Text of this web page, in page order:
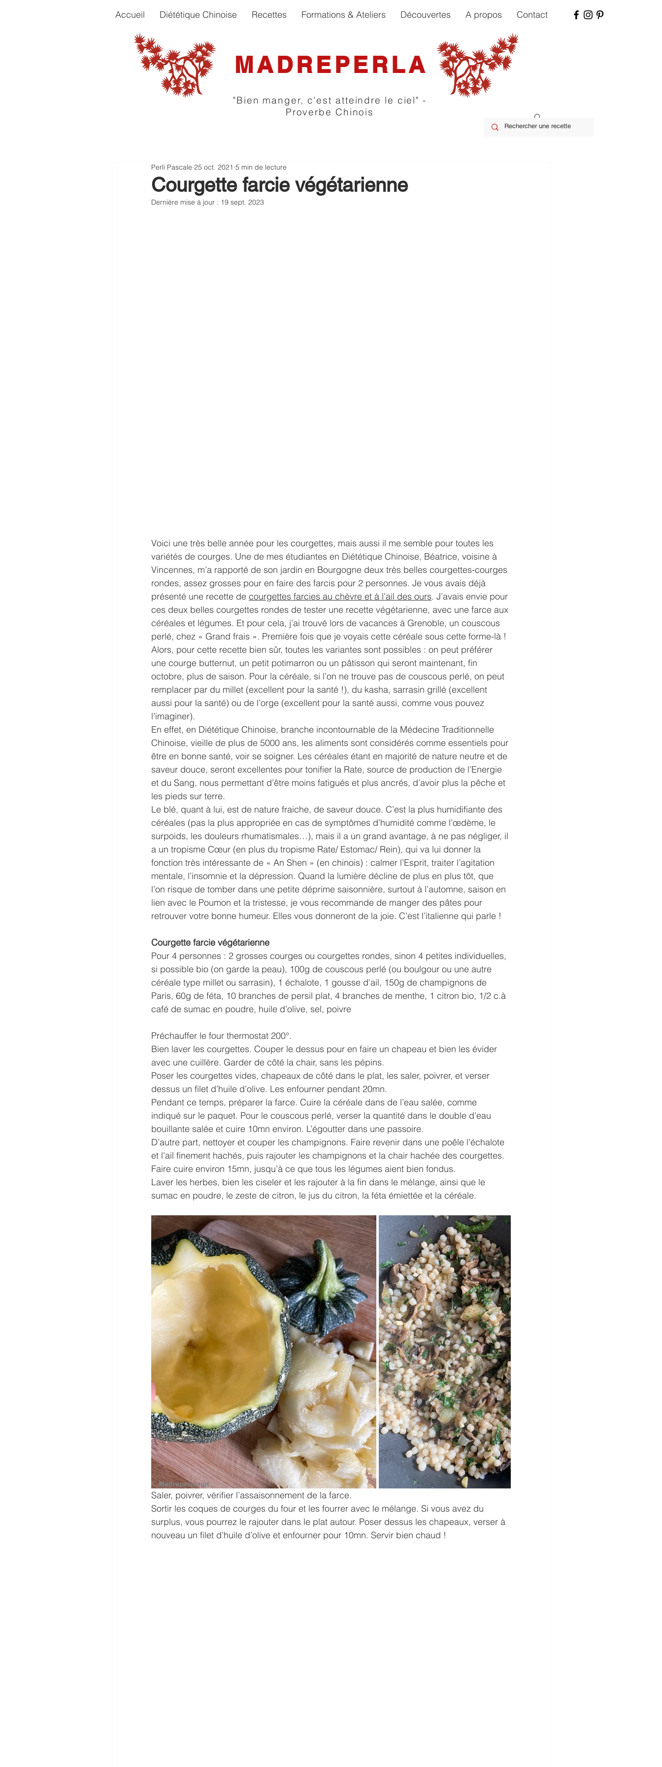
Accueil Diététique Chinoise Recettes Formations & Ateliers Découvertes A propos Contact
MADREPERLA
"Bien manger, c'est atteindre le ciel" -
Proverbe Chinois
Courgette farcie végétarienne
Perli Pascale 25 oct. 2021 5 min de lecture
Dernière mise à jour : 19 sept. 2023
Voici une très belle année pour les courgettes, mais aussi il me semble pour toutes les
variétés de courges. Une de mes étudiantes en Diététique Chinoise, Béatrice, voisine à
Vincennes, m’a rapporté de son jardin en Bourgogne deux très belles courgettes-courges
rondes, assez grosses pour en faire des farcis pour 2 personnes. Je vous avais déjà
présenté une recette de courgettes farcies au chèvre et à l’ail des ours. J’avais envie pour
ces deux belles courgettes rondes de tester une recette végétarienne, avec une farce aux
céréales et légumes. Et pour cela, j’ai trouvé lors de vacances à Grenoble, un couscous
perlé, chez « Grand frais ». Première fois que je voyais cette céréale sous cette forme-là !
Alors, pour cette recette bien sûr, toutes les variantes sont possibles : on peut préférer
une courge butternut, un petit potimarron ou un pâtisson qui seront maintenant, fin
octobre, plus de saison. Pour la céréale, si l’on ne trouve pas de couscous perlé, on peut
remplacer par du millet (excellent pour la santé !), du kasha, sarrasin grillé (excellent
aussi pour la santé) ou de l’orge (excellent pour la santé aussi, comme vous pouvez
l’imaginer).
En effet, en Diététique Chinoise, branche incontournable de la Médecine Traditionnelle
Chinoise, vieille de plus de 5000 ans, les aliments sont considérés comme essentiels pour
être en bonne santé, voir se soigner. Les céréales étant en majorité de nature neutre et de
saveur douce, seront excellentes pour tonifier la Rate, source de production de l’Energie
et du Sang, nous permettant d’être moins fatigués et plus ancrés, d’avoir plus la pêche et
les pieds sur terre.
Le blé, quant à lui, est de nature fraiche, de saveur douce. C’est la plus humidifiante des
céréales (pas la plus appropriée en cas de symptômes d’humidité comme l’œdème, le
surpoids, les douleurs rhumatismales…), mais il a un grand avantage, à ne pas négliger, il
a un tropisme Cœur (en plus du tropisme Rate/ Estomac/ Rein), qui va lui donner la
fonction très intéressante de « An Shen » (en chinois) : calmer l’Esprit, traiter l’agitation
mentale, l’insomnie et la dépression. Quand la lumière décline de plus en plus tôt, que
l’on risque de tomber dans une petite déprime saisonnière, surtout à l’automne, saison en
lien avec le Poumon et la tristesse, je vous recommande de manger des pâtes pour
retrouver votre bonne humeur. Elles vous donneront de la joie. C’est l’italienne qui parle !
Courgette farcie végétarienne
Pour 4 personnes : 2 grosses courges ou courgettes rondes, sinon 4 petites individuelles,
si possible bio (on garde la peau), 100g de couscous perlé (ou boulgour ou une autre
céréale type millet ou sarrasin), 1 échalote, 1 gousse d'ail, 150g de champignons de
Paris, 60g de féta, 10 branches de persil plat, 4 branches de menthe, 1 citron bio, 1/2 c.à
café de sumac en poudre, huile d’olive, sel, poivre
Préchauffer le four thermostat 200°.
Bien laver les courgettes. Couper le dessus pour en faire un chapeau et bien les évider
avec une cuillère. Garder de côté la chair, sans les pépins.
Poser les courgettes vides, chapeaux de côté dans le plat, les saler, poivrer, et verser
dessus un filet d’huile d’olive. Les enfourner pendant 20mn.
Pendant ce temps, préparer la farce. Cuire la céréale dans de l’eau salée, comme
indiqué sur le paquet. Pour le couscous perlé, verser la quantité dans le double d’eau
bouillante salée et cuire 10mn environ. L’égoutter dans une passoire.
D’autre part, nettoyer et couper les champignons. Faire revenir dans une poêle l’échalote
et l'ail finement hachés, puis rajouter les champignons et la chair hachée des courgettes.
Faire cuire environ 15mn, jusqu’à ce que tous les légumes aient bien fondus.
Laver les herbes, bien les ciseler et les rajouter à la fin dans le mélange, ainsi que le
sumac en poudre, le zeste de citron, le jus du citron, la féta émiettée et la céréale.
Saler, poivrer, vérifier l’assaisonnement de la farce.
Sortir les coques de courges du four et les fourrer avec le mélange. Si vous avez du
surplus, vous pourrez le rajouter dans le plat autour. Poser dessus les chapeaux, verser à
nouveau un filet d’huile d’olive et enfourner pour 10mn. Servir bien chaud !